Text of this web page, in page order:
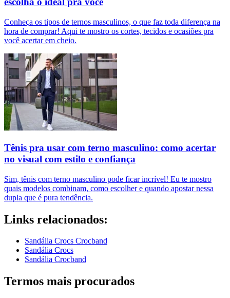
Conheça os tipos de ternos masculinos, o que faz toda diferença na
hora de comprar! Aqui te mostro os cortes, tecidos e ocasiões pra
você acertar em cheio.
Tênis pra usar com terno masculino: como acertar
no visual com estilo e confiança
Sim, tênis com terno masculino pode ficar incrível! Eu te mostro
quais modelos combinam, como escolher e quando apostar nessa
dupla que é pura tendência.
Links relacionados:
Sandália Crocs Crocband
Sandália Crocs
Sandália Crocband
Termos mais procurados